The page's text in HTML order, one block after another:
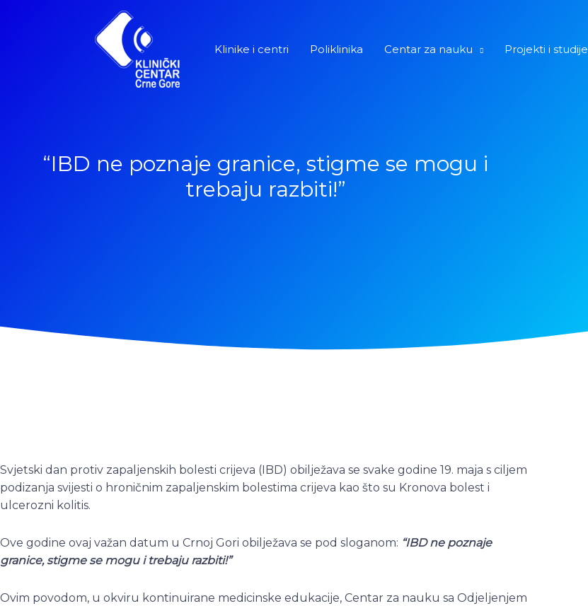
Klinike i centri Poliklinika Centar za nauku Projekti i studije
“IBD ne poznaje granice, stigme se mogu i
trebaju razbiti!”
Svjetski dan protiv zapaljenskih bolesti crijeva (IBD) obilježava se svake godine 19. maja s ciljem
podizanja svijesti o hroničnim zapaljenskim bolestima crijeva kao što su Kronova bolest i
ulcerozni kolitis.
Ove godine ovaj važan datum u Crnoj Gori obilježava se pod sloganom: “IBD ne poznaje
granice, stigme se mogu i trebaju razbiti!”
Ovim povodom, u okviru kontinuirane medicinske edukacije, Centar za nauku sa Odjeljenjem